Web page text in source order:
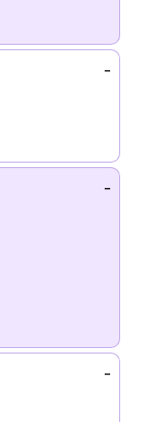
-
-
-